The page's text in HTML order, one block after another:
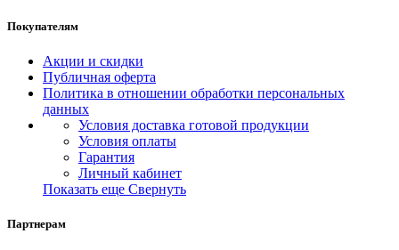
Покупателям
Акции и скидки
Публичная оферта
Политика в отношении обработки персональных
данных
Условия доставка готовой продукции
Условия оплаты
Гарантия
Личный кабинет
Показать еще Свернуть
Партнерам